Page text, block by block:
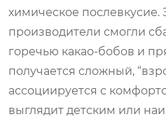
химическое послевкусие.
производители смогли
горечью какао-бобов и
получается сложный,
ассоциируется с
выглядит детским или